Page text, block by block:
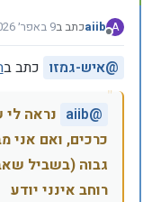
A
מנותק
aiibכתב ב9 באפר׳ 2026, 19:34
נערך לאחרונה על
@איש-גמזו כתב ב
@
aiib
גבוה (בשביל
רוחב אינני יודע